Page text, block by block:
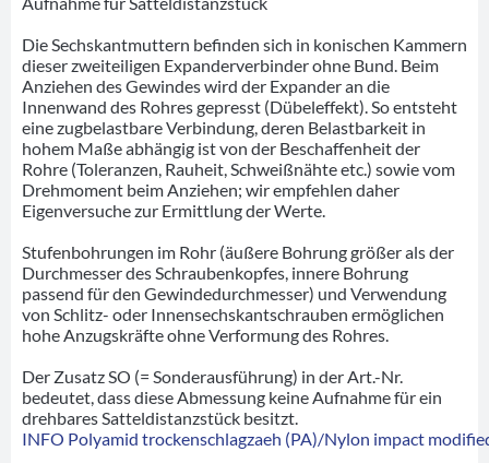
Die Sechskantmuttern befinden sich in konischen Kammern
dieser zweiteiligen Expanderverbinder ohne Bund. Beim
Anziehen des Gewindes wird der Expander an die
Innenwand des Rohres gepresst (Dübeleffekt). So entsteht
eine zugbelastbare Verbindung, deren Belastbarkeit in
hohem Maße abhängig ist von der Beschaffenheit der
Rohre (Toleranzen, Rauheit, Schweißnähte etc.) sowie vom
Drehmoment beim Anziehen; wir empfehlen daher
Eigenversuche zur Ermittlung der Werte.
Stufenbohrungen im Rohr (äußere Bohrung größer als der
Durchmesser des Schraubenkopfes, innere Bohrung
passend für den Gewindedurchmesser) und Verwendung
von Schlitz- oder Innensechskantschrauben ermöglichen
hohe Anzugskräfte ohne Verformung des Rohres.
Der Zusatz SO (= Sonderausführung) in der Art.-Nr.
bedeutet, dass diese Abmessung keine Aufnahme für ein
drehbares Satteldistanzstück besitzt.
INFO Polyamid trockenschlagzaeh (PA)/Nylon impact